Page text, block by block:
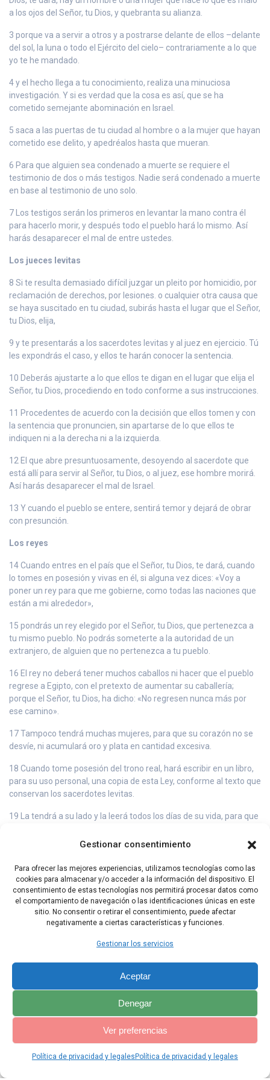
Gestionar consentimiento
Para ofrecer las mejores experiencias, utilizamos tecnologías como las
cookies para almacenar y/o acceder a la información del dispositivo. El
consentimiento de estas tecnologías nos permitirá procesar datos como
el comportamiento de navegación o las identificaciones únicas en este
sitio. No consentir o retirar el consentimiento, puede afectar
negativamente a ciertas características y funciones.
Gestionar los servicios
Aceptar
Denegar
Ver preferencias
Política de privacidad y legales Política de privacidad y legales
a los ojos del Señor, tu Dios, y quebranta su alianza.
3 porque va a servir a otros y a postrarse delante de ellos –delante
del sol, la luna o todo el Ejército del cielo– contrariamente a lo que
yo te he mandado.
4 y el hecho llega a tu conocimiento, realiza una minuciosa
investigación. Y si es verdad que la cosa es así, que se ha
cometido semejante abominación en Israel.
5 saca a las puertas de tu ciudad al hombre o a la mujer que hayan
cometido ese delito, y apedréalos hasta que mueran.
6 Para que alguien sea condenado a muerte se requiere el
testimonio de dos o más testigos. Nadie será condenado a muerte
en base al testimonio de uno solo.
7 Los testigos serán los primeros en levantar la mano contra él
para hacerlo morir, y después todo el pueblo hará lo mismo. Así
harás desaparecer el mal de entre ustedes.
Los jueces levitas
8 Si te resulta demasiado difícil juzgar un pleito por homicidio, por
reclamación de derechos, por lesiones. o cualquier otra causa que
se haya suscitado en tu ciudad, subirás hasta el lugar que el Señor,
tu Dios, elija,
9 y te presentarás a los sacerdotes levitas y al juez en ejercicio. Tú
les expondrás el caso, y ellos te harán conocer la sentencia.
10 Deberás ajustarte a lo que ellos te digan en el lugar que elija el
Señor, tu Dios, procediendo en todo conforme a sus instrucciones.
11 Procedentes de acuerdo con la decisión que ellos tomen y con
la sentencia que pronuncien, sin apartarse de lo que ellos te
indiquen ni a la derecha ni a la izquierda.
12 El que abre presuntuosamente, desoyendo al sacerdote que
está allí para servir al Señor, tu Dios, o al juez, ese hombre morirá.
Así harás desaparecer el mal de Israel.
13 Y cuando el pueblo se entere, sentirá temor y dejará de obrar
con presunción.
Los reyes
14 Cuando entres en el país que el Señor, tu Dios, te dará, cuando
lo tomes en posesión y vivas en él, si alguna vez dices: «Voy a
poner un rey para que me gobierne, como todas las naciones que
están a mi alrededor»,
15 pondrás un rey elegido por el Señor, tu Dios, que pertenezca a
tu mismo pueblo. No podrás someterte a la autoridad de un
extranjero, de alguien que no pertenezca a tu pueblo.
16 El rey no deberá tener muchos caballos ni hacer que el pueblo
regrese a Egipto, con el pretexto de aumentar su caballería;
porque el Señor, tu Dios, ha dicho: «No regresen nunca más por
ese camino».
17 Tampoco tendrá muchas mujeres, para que su corazón no se
desvíe, ni acumulará oro y plata en cantidad excesiva.
18 Cuando tome posesión del trono real, hará escribir en un libro,
para su uso personal, una copia de esta Ley, conforme al texto que
conservan los sacerdotes levitas.
19 La tendrá a su lado y la leerá todos los días de su vida, para que
de esta Ley y poniendo en práctica estos preceptos.
20 De esa manera, no se sentirá superior a sus hermanos, y no se
apartará de estos mandamientos, ni a la derecha ni a la izquierda.
Así prolongarán los días de su reinado, él y sus hijos, en medio de
Israel.
Capítulo Anterior Capítulo Siguiente